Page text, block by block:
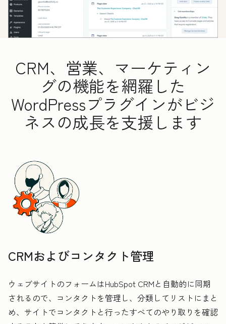
CRM、営業、マーケティン
グの機能を網羅した
WordPressプラグインがビジ
ネスの成長を支援します
CRMおよびコンタクト管理
ウェブサイトのフォームはHubSpot CRMと自動的に同期
されるので、コンタクトを管理し、分類してリストにまと
め、サイトでコンタクトと行ったすべてのやり取りを確認